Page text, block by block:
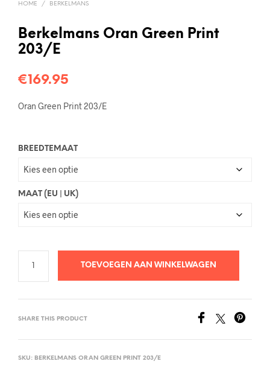
HOME / BERKELMANS
Berkelmans Oran Green Print
203/E
€169.95
Oran Green Print 203/E
BREEDTEMAAT
MAAT (EU | UK)
TOEVOEGEN AAN WINKELWAGEN
SHARE THIS PRODUCT
SKU: BERKELMANS ORAN GREEN PRINT 203/E